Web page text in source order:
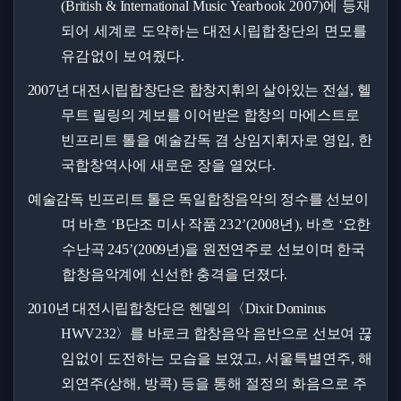
(British & International Music Yearbook 2007)에 등재
되어 세계로 도약하는 대전시립합창단의 면모를
유감없이 보여줬다.
2007년 대전시립합창단은 합창지휘의 살아있는 전설, 헬
무트 릴링의 계보를 이어받은 합창의 마에 스트로
빈프리트 톨을 예술감독 겸 상임지휘자로 영입, 한
국합창역사에 새로운 장을 열었다.
예술감독 빈프리트 톨은 독일합창음악의 정수를 선보이
며 바흐 ‘B단조 미사 작품 232’(2008년 ), 바흐 ‘요한
수난곡 245’(2009년)을 원전연주로 선보이며 한국
합창음악계에 신선한 충격을 던졌다.
2010년 대전시립합창단은 헨델의 〈Dixit Dominus
HWV232〉 를 바로크 합창음악 음반으로 선보여 끊
임없이 도전하는 모습을 보였고, 서울특별연주, 해
외연주(상해 , 방콕) 등을 통해 절정의 화음으로 주